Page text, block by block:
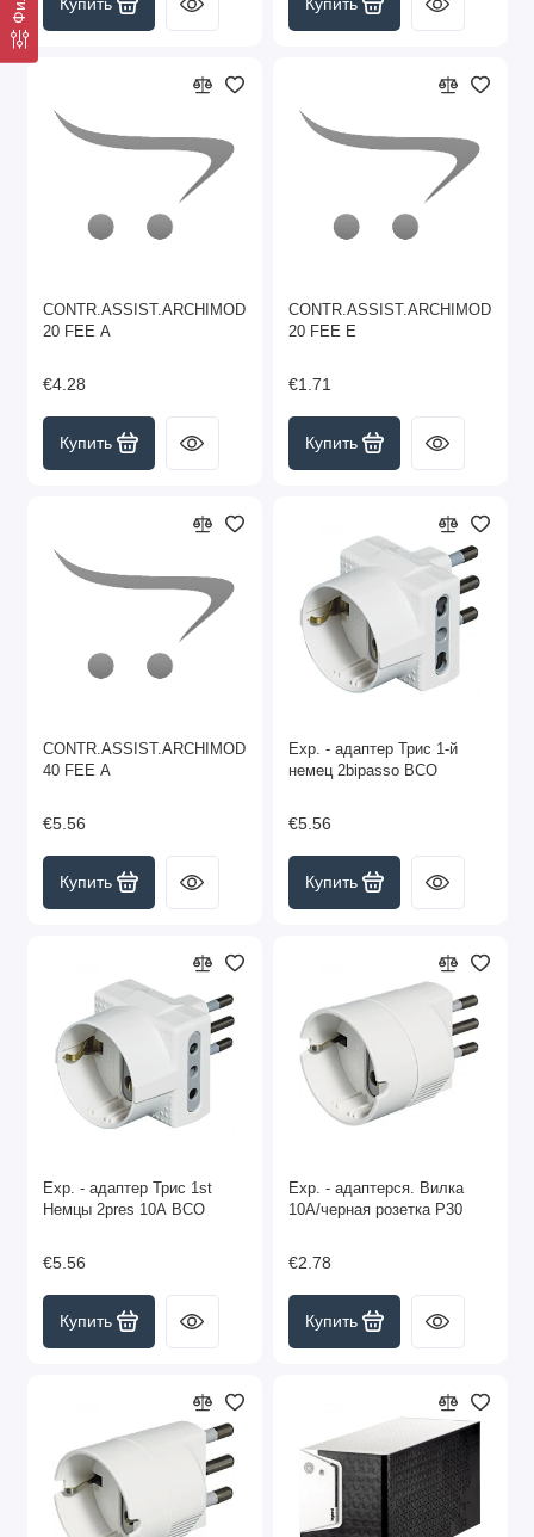
CONTR.ASSIST.ARCHIMOD
20 FEE A
€4.28
Купить
CONTR.ASSIST.ARCHIMOD
20 FEE E
€1.71
Купить
CONTR.ASSIST.ARCHIMOD
40 FEE A
€5.56
Купить
Exp. - адаптер Трис 1-й
немец 2bipasso BCO
€5.56
Купить
Exp. - адаптер Трис 1st
Немцы 2pres 10A BCO
€5.56
Купить
Exp. - адаптерся. Вилка
10А/черная розетка P30
€2.78
Купить